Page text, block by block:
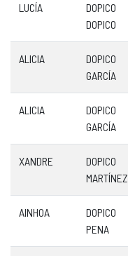
LUCÍA
DOPICO
DOPICO
ALICIA
DOPICO
GARCÍA
ALICIA
DOPICO
GARCÍA
XANDRE
DOPICO
MARTÍNEZ
AINHOA
DOPICO
PENA